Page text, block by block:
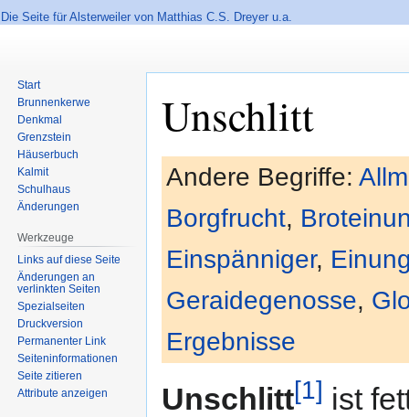
Die Seite für Alsterweiler von Matthias C.S. Dreyer u.a.
Unschlitt
Zur
Navigation
springen
Zur
Suche
springen
Andere Begriffe:
Borgfrucht,
Einspänniger,
Geraidegenosse,
Ergebnisse
Unschlitt 1
ist
Start
Brunnenkerwe
Denkmal
Grenzstein
Häuserbuch
Kalmit
Schulhaus
Änderungen
Werkzeuge
Links auf diese Seite
Änderungen an
verlinkten Seiten
Spezialseiten
Druckversion
Permanenter Link
Seiten­informationen
Seite zitieren
Attribute anzeigen